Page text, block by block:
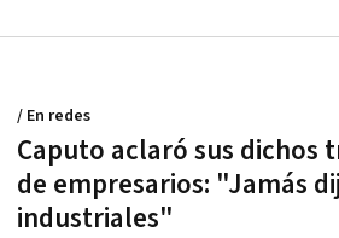
Caputo aclaró sus dichos
de empresarios: "Jamás
industriales"
/ En redes